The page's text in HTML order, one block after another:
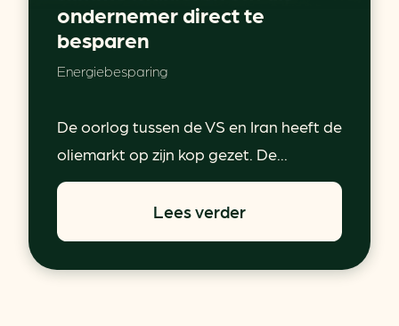
ondernemer direct te
besparen
Energiebesparing
De oorlog tussen de VS en Iran heeft de
oliemarkt op zijn kop gezet. De...
Lees verder